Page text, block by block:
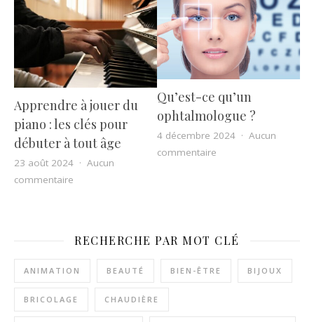
Apprendre à jouer du
piano : les clés pour
débuter à tout âge
23 août 2024
Aucun
commentaire
Qu’est-ce qu’un
ophtalmologue ?
4 décembre 2024
Aucun
commentaire
RECHERCHE PAR MOT CLÉ
ANIMATION BEAUTÉ BIEN-ÊTRE BIJOUX
BRICOLAGE CHAUDIÈRE